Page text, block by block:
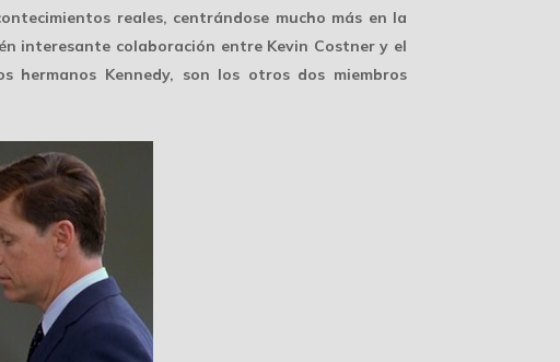
reales, centrándose mucho más en la
interesante colaboración entre Kevin Costner y el
hermanos Kennedy, son los otros dos miembros